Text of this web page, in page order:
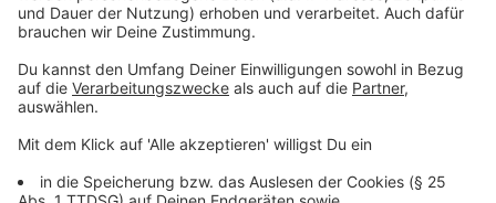
Anzeige
Weitere Infos und Links zum Thema: